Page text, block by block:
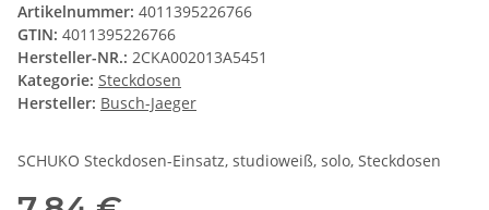
Artikelnummer: 4011395226766
GTIN: 4011395226766
Hersteller-NR.: 2CKA002013A5451
Kategorie: Steckdosen
Hersteller: Busch-Jaeger
SCHUKO Steckdosen-Einsatz, studioweiß, solo, Steckdosen